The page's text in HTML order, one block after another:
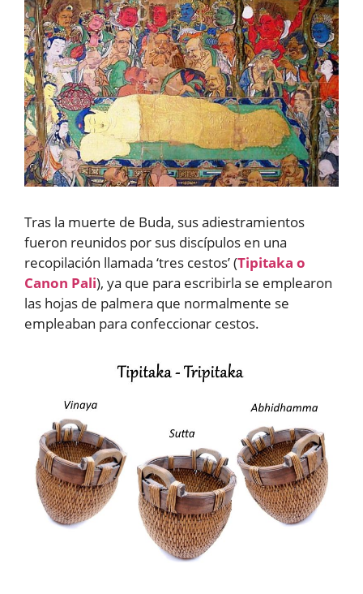
Tras la muerte de Buda, sus adiestramientos
fueron reunidos por sus discípulos en una
recopilación llamada ‘tres cestos’ (Tipitaka o
Canon Pali), ya que para escribirla se emplearon
las hojas de palmera que normalmente se
empleaban para confeccionar cestos.